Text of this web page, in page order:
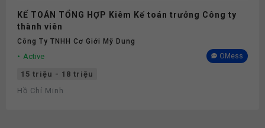
KẾ TOÁN TỔNG HỢP Kiêm Kế toán trưởng Công ty
thành viên
Công Ty TNHH Cơ Giới Mỹ Dung
Active OMess
15 triệu - 18 triệu
Hồ Chí Minh